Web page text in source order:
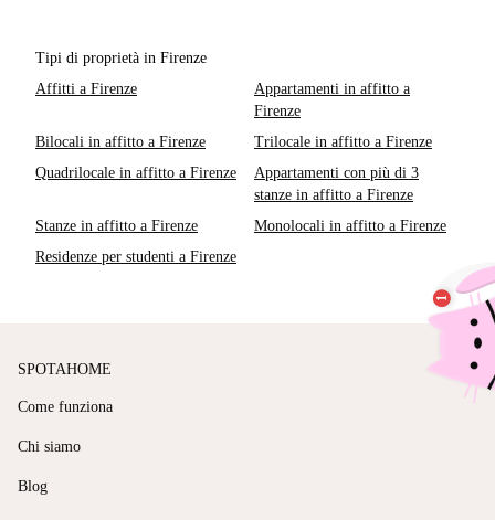
Tipi di proprietà in Firenze
Affitti a Firenze
Appartamenti in affitto a
Firenze
Bilocali in affitto a Firenze
Trilocale in affitto a Firenze
Quadrilocale in affitto a Firenze
Appartamenti con più di 3
stanze in affitto a Firenze
Stanze in affitto a Firenze
Monolocali in affitto a Firenze
Residenze per studenti a Firenze
SPOTAHOME
Come funziona
Chi siamo
Blog